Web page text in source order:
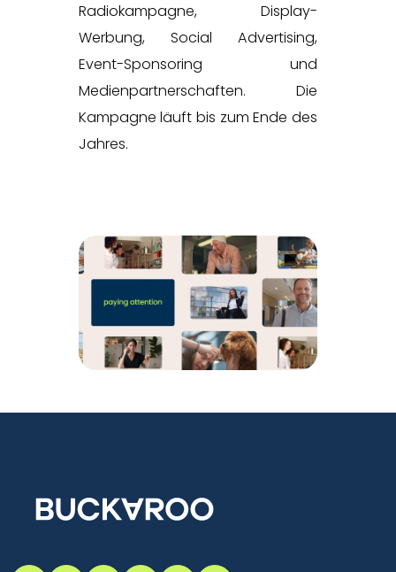
Radiokampagne, Display-
Werbung, Social Advertising,
Event-Sponsoring und
Medienpartnerschaften. Die
Kampagne läuft bis zum Ende des
Jahres.